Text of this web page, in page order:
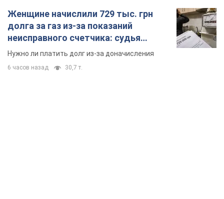
Женщине начислили 729 тыс. грн
долга за газ из-за показаний
неисправного счетчика: судья
вынес неожиданное решение
Нужно ли платить долг из-за доначисления
6 часов назад 30,7 т.